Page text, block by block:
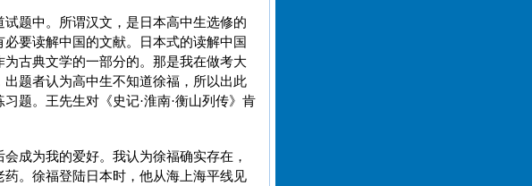
题中。所谓汉文，是日本高中生选修的
要读解中国的文献。日本式的读解中国
古典文学的一部分的。那是我在做考大
题者认为高中生不知道徐福，所以出此
题。王先生对《史记·淮南·衡山列传》肯
成为我的爱好。我认为徐福确实存在，
。徐福登陆日本时，他从海上海平线见